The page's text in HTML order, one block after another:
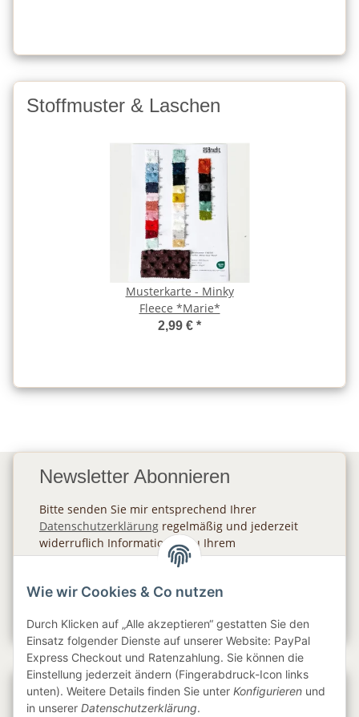
Stoffmuster & Laschen
Musterkarte - Minky
Fleece *Marie*
2,99 € *
Newsletter Abonnieren
Bitte senden Sie mir entsprechend Ihrer
Datenschutzerklärung regelmäßig und jederzeit
widerruflich Informationen zu Ihrem
Produktsortiment per E-Mail zu.
Newsletter Abonnieren
Gesetzliche Informationen
Wie wir Cookies & Co nutzen
Durch Klicken auf „Alle akzeptieren“ gestatten Sie den
Einsatz folgender Dienste auf unserer Website: PayPal
Express Checkout und Ratenzahlung. Sie können die
Einstellung jederzeit ändern (Fingerabdruck-Icon links
unten). Weitere Details finden Sie unter Konfigurieren und
in unserer Datenschutzerklärung.